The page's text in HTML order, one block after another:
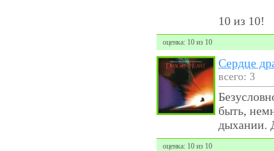
10 из 10!
оценка: 10 из 10
Сердце
всего: 3
быть,
дыхании.
оценка: 10 из 10